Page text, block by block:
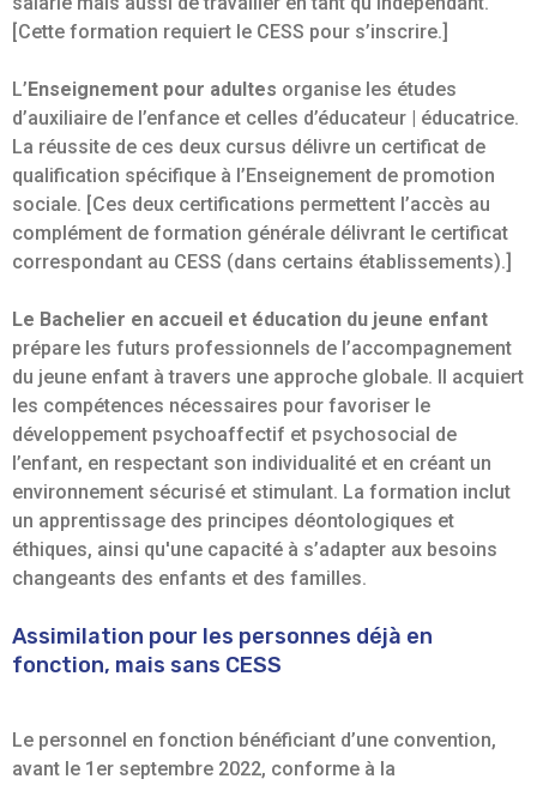
[Cette formation requiert le CESS pour s’inscrire.]
L’ Enseignement pour adultes organise les études
d’auxiliaire de l’enfance et celles d’éducateur | éducatrice.
La réussite de ces deux cursus délivre un certificat de
qualification spécifique à l’Enseignement de promotion
sociale. [Ces deux certifications permettent l’accès au
complément de formation générale délivrant le certificat
correspondant au CESS (dans certains établissements).]
Le Bachelier en accueil et éducation du jeune enfant
prépare les futurs professionnels de l’accompagnement
du jeune enfant à travers une approche globale. Il acquiert
les compétences nécessaires pour favoriser le
développement psychoaffectif et psychosocial de
l’enfant, en respectant son individualité et en créant un
environnement sécurisé et stimulant. La formation inclut
un apprentissage des principes déontologiques et
éthiques, ainsi qu'une capacité à s’adapter aux besoins
changeants des enfants et des familles.
Assimilation pour les personnes déjà en
fonction, mais sans CESS
Le personnel en fonction bénéficiant d’une convention,
avant le 1er septembre 2022, conforme à la